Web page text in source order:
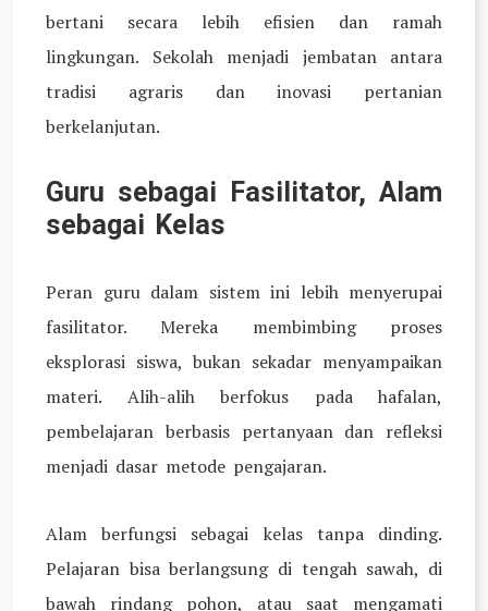
bertani secara lebih efisien dan ramah
lingkungan. Sekolah menjadi jembatan antara
tradisi agraris dan inovasi pertanian
berkelanjutan.
Guru sebagai Fasilitator, Alam
sebagai Kelas
Peran guru dalam sistem ini lebih menyerupai
fasilitator. Mereka membimbing proses
eksplorasi siswa, bukan sekadar menyampaikan
materi. Alih-alih berfokus pada hafalan,
pembelajaran berbasis pertanyaan dan refleksi
menjadi dasar metode pengajaran.
Alam berfungsi sebagai kelas tanpa dinding.
Pelajaran bisa berlangsung di tengah sawah, di
bawah rindang pohon, atau saat mengamati